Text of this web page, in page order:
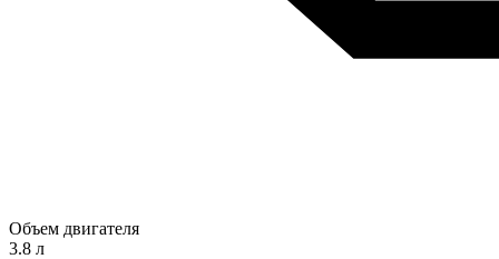
Объем двигателя
3.8 л